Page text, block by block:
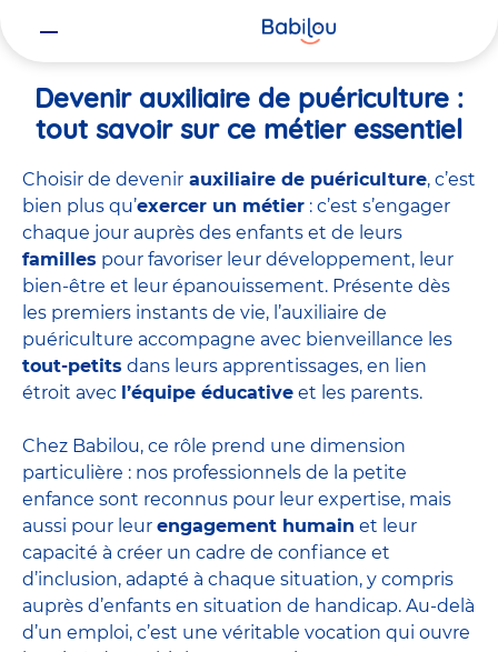
Devenir auxiliaire de puériculture :
tout savoir sur ce métier essentiel
Choisir de devenir auxiliaire de puériculture, c’est
bien plus qu’exercer un métier : c’est s’engager
chaque jour auprès des enfants et de leurs
familles pour favoriser leur développement, leur
bien-être et leur épanouissement. Présente dès
les premiers instants de vie, l’auxiliaire de
puériculture accompagne avec bienveillance les
tout-petits dans leurs apprentissages, en lien
étroit avec l’équipe éducative et les parents.
Chez Babilou, ce rôle prend une dimension
particulière : nos professionnels de la petite
enfance sont reconnus pour leur expertise, mais
aussi pour leur engagement humain et leur
capacité à créer un cadre de confiance et
d’inclusion, adapté à chaque situation, y compris
auprès d’enfants en situation de handicap. Au-delà
d’un emploi, c’est une véritable vocation qui ouvre